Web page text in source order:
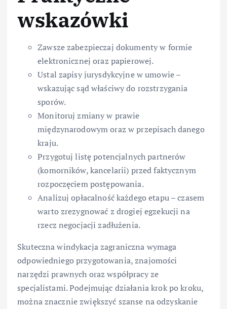
wskazówki
Zawsze zabezpieczaj dokumenty w formie
elektronicznej oraz papierowej.
Ustal zapisy jurysdykcyjne w umowie –
wskazując sąd właściwy do rozstrzygania
sporów.
Monitoruj zmiany w prawie
międzynarodowym oraz w przepisach danego
kraju.
Przygotuj listę potencjalnych partnerów
(komorników, kancelarii) przed faktycznym
rozpoczęciem postępowania.
Analizuj opłacalność każdego etapu – czasem
warto zrezygnować z drogiej egzekucji na
rzecz negocjacji zadłużenia.
Skuteczna windykacja zagraniczna wymaga
odpowiedniego przygotowania, znajomości
narzędzi prawnych oraz współpracy ze
specjalistami. Podejmując działania krok po kroku,
można znacznie zwiększyć szanse na odzyskanie